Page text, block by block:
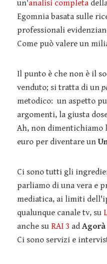
un'analisi completa
Egomnia basata sulle
professionali
Come può valere un
Il punto è che non è il
venduto; si tratta di un
metodico: un aspetto
argomenti, la giusta
Ah, non dimentichiamo
euro per diventare un
Ci sono tutti gli
parliamo di una vera e
mediatica, ai limiti
qualunque canale tv, su
anche su RAI 3 ad Agorà
Ci sono servizi e